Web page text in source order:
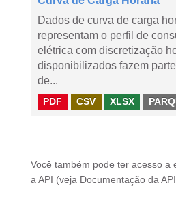
Dados de curva de carga
representam o perfil de
elétrica com discretização
disponibilizados fazem
de...
PDF CSV XLSX
Você também pode ter acesso a
a API (veja Documentação da API